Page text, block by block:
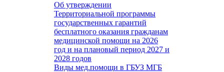
Об утверждении
Территориальной программы
государственных гарантий
бесплатного оказания гражданам
медицинской помощи на 2026
год и на плановый период 2027 и
2028 годов
Виды мед.помощи в ГБУЗ МГБ